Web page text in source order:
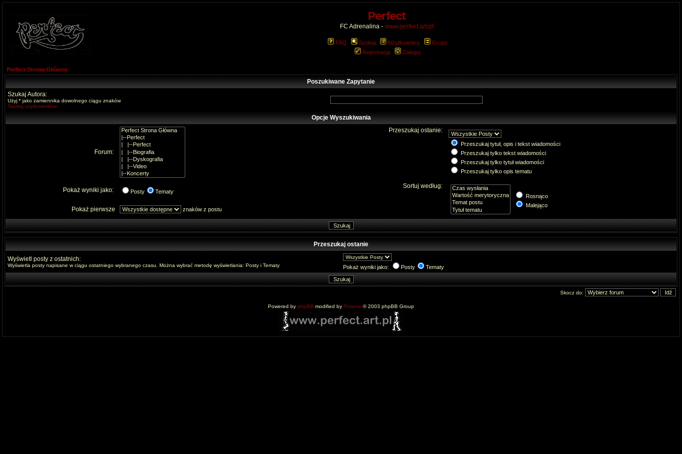
Perfect
FC Adrenalina - www.perfect.art.pl
FAQ Szukaj Użytkownicy
Grupy
Rejestracja
Zaloguj
Perfect Strona Główna
Poszukiwane Zapytanie
Szukaj Autora:
Użyj * jako zamiennika dowolnego ciągu znaków
Szukaj użytkowników
Opcje Wyszukiwania
Forum:
Przeszukaj ostanie:
Przeszukaj tytuł, opis i tekst wiadomości
Przeszukaj tylko tekst wiadomości
Przeszukaj tylko tytuł wiadomości
Przeszukaj tylko opis tematu
Pokaż wyniki jako: Posty Tematy
Sortuj według:
Rosnąco
Malejąco
Pokaż pierwsze znaków z postu
Przeszukaj ostanie
Wyświetl posty z ostatnich:
Wyświetla posty napisane w ciągu ostatniego wybranego czasu. Można wybrać metodę wyświetlania: Posty i Tematy Pokaż wyniki jako: Posty Tematy
Skocz do:
Powered by phpBB modified by Przemo © 2003 phpBB Group